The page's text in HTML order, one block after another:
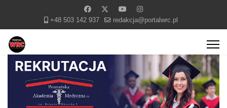
+48 503 142 937 redakcja@portalwrc.pl